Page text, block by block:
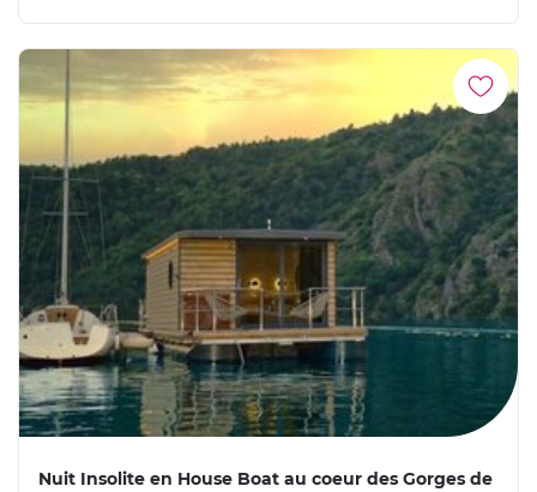
Nuit Insolite en House Boat au coeur des Gorges de